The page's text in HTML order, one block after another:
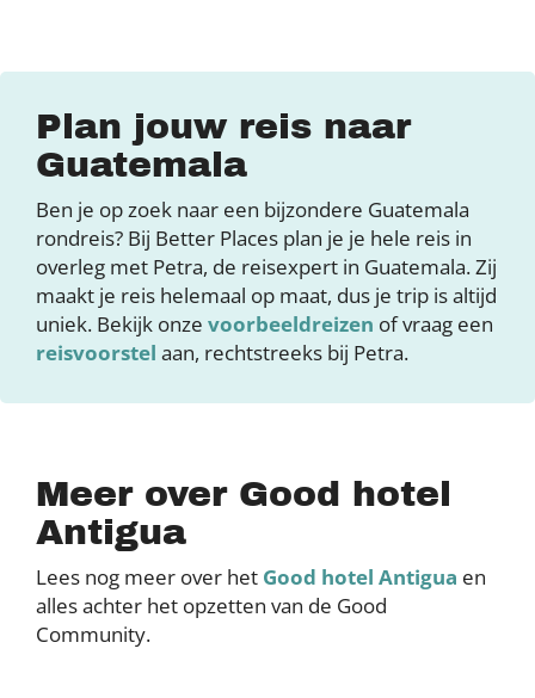
Plan jouw reis naar
Guatemala
Ben je op zoek naar een bijzondere Guatemala
rondreis? Bij Better Places plan je je hele reis in
overleg met Petra, de reisexpert in Guatemala. Zij
maakt je reis helemaal op maat, dus je trip is altijd
uniek. Bekijk onze voorbeeldreizen of vraag een
reisvoorstel aan, rechtstreeks bij Petra.
Meer over Good hotel
Antigua
Lees nog meer over het Good hotel Antigua en
alles achter het opzetten van de Good
Community.